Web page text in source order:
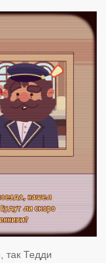
так Тедди